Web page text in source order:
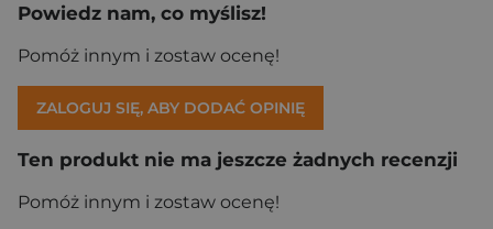
Powiedz nam, co myślisz!
Pomóż innym i zostaw ocenę!
ZALOGUJ SIĘ, ABY DODAĆ OPINIĘ
Ten produkt nie ma jeszcze żadnych recenzji
Pomóż innym i zostaw ocenę!